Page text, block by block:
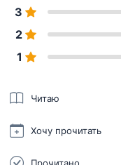
3
2
1
Читаю
Хочу прочитать
Прочитано